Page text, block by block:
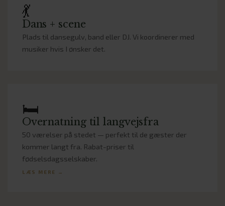
💃
Dans + scene
Plads til dansegulv, band eller DJ. Vi koordinerer med
musiker hvis I ønsker det.
🛏️
Overnatning til langvejsfra
50 værelser på stedet — perfekt til de gæster der
kommer langt fra. Rabat-priser til
fødselsdagsselskaber.
LÆS MERE →